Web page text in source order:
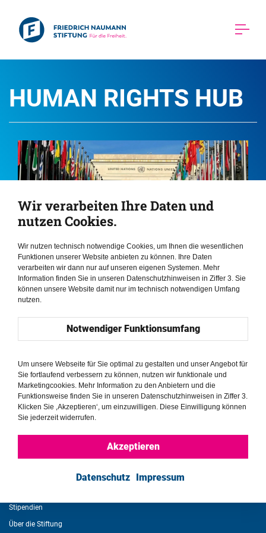
HUMAN RIGHTS HUB
Schweiz //
Informationen
Weitere Angebote
Stipendien
Über die Stiftung
Service
Aboservice
Newsletter
Wir verarbeiten Ihre Daten und
nutzen Cookies.
Wir nutzen technisch notwendige Cookies, um Ihnen die wesentlichen
Funktionen unserer Website anbieten zu können. Ihre Daten
verarbeiten wir dann nur auf unseren eigenen Systemen. Mehr
Information finden Sie in unseren Datenschutzhinweisen in Ziffer 3. Sie
können unsere Website damit nur im technisch notwendigen Umfang
nutzen.
Notwendiger Funktionsumfang
Um unsere Webseite für Sie optimal zu gestalten und unser Angebot für
Sie fortlaufend verbessern zu können, nutzen wir funktionale und
Marketingcookies. Mehr Information zu den Anbietern und die
Funktionsweise finden Sie in unseren Datenschutzhinweisen in Ziffer 3.
Klicken Sie ‚Akzeptieren‘, um einzuwilligen. Diese Einwilligung können
Sie jederzeit widerrufen.
Akzeptieren
Datenschutz Impressum